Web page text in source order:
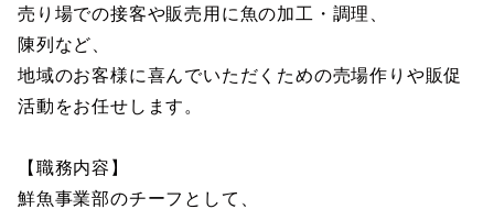
売り場での接客や販売用に魚の加工・調理、
陳列など、
地域のお客様に喜んでいただくための売場作りや販促
活動をお任せします。
【職務内容】
鮮魚事業部のチーフとして、